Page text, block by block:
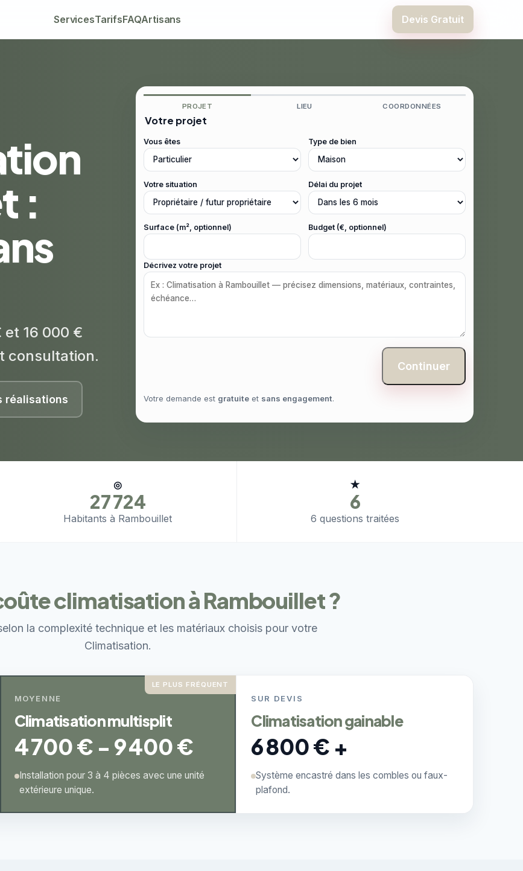
ServicesTarifsFAQArtisans Devis Gratuit
:
et 16 000 €
consultation.
réalisations
PROJET LIEU COORDONNÉES
Votre projet
Vous êtes Type de bien
Votre situation Délai du projet
Surface (m², optionnel) Budget (€, optionnel)
Décrivez votre projet
Continuer
Votre demande est gratuite et sans engagement.
◎
27 724
Habitants à Rambouillet
★
6
6 questions traitées
climatisation à Rambouillet ?
la complexité technique et les matériaux choisis pour votre
Climatisation.
LE PLUS FRÉQUENT
MOYENNE
Climatisation multisplit
4 700 € - 9 400 €
Installation pour 3 à 4 pièces avec une unité
extérieure unique.
SUR DEVIS
Climatisation gainable
6 800 € +
Système encastré dans les combles ou faux-
plafond.